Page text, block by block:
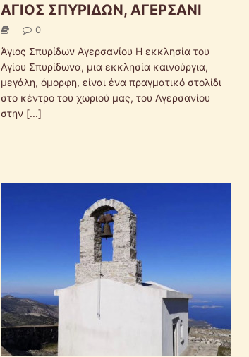
ΑΓΙΟΣ ΣΠΥΡΙΔΩΝ, ΑΓΕΡΣΑΝΙ
0
Άγιος Σπυρίδων Αγερσανίου Η εκκλησία του
Αγίου Σπυρίδωνα, μια εκκλησία καινούργια,
μεγάλη, όμορφη, είναι ένα πραγματικό στολίδι
στο κέντρο του χωριού μας, του Αγερσανίου
στην [...]